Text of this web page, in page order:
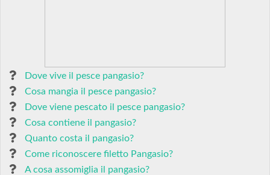
Dove vive il pesce pangasio?
Cosa mangia il pesce pangasio?
Dove viene pescato il pesce pangasio?
Cosa contiene il pangasio?
Quanto costa il pangasio?
Come riconoscere filetto Pangasio?
A cosa assomiglia il pangasio?